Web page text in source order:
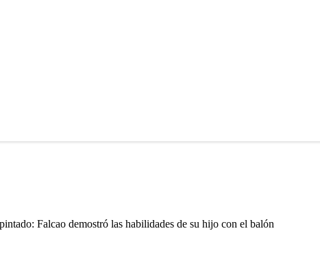
Falcao demostró las habilidades de su hijo con el balón